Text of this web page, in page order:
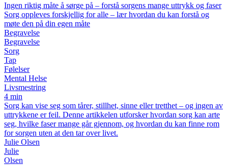
Ingen riktig måte å sørge på – forstå sorgens mange uttrykk og faser
Sorg oppleves forskjellig for alle – lær hvordan du kan forstå og
møte den på din egen måte
Begravelse
Begravelse
Sorg
Tap
Følelser
Mental Helse
Livsmestring
4 min
Sorg kan vise seg som tårer, stillhet, sinne eller tretthet – og ingen av
uttrykkene er feil. Denne artikkelen utforsker hvordan sorg kan arte
seg, hvilke faser mange går gjennom, og hvordan du kan finne rom
for sorgen uten at den tar over livet.
Julie Olsen
Julie
Olsen